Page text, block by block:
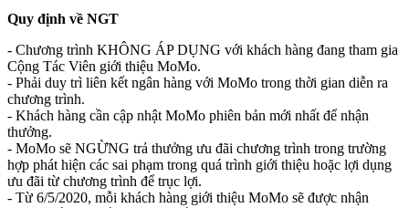
Quy định về NGT
- Chương trình KHÔNG ÁP DỤNG với khách hàng đang tham gia
Cộng Tác Viên giới thiệu MoMo.
- Phải duy trì liên kết ngân hàng với MoMo trong thời gian diễn ra
chương trình.
- Khách hàng cần cập nhật MoMo phiên bản mới nhất để nhận
thưởng.
- MoMo sẽ NGỪNG trả thưởng ưu đãi chương trình trong trường
hợp phát hiện các sai phạm trong quá trình giới thiệu hoặc lợi dụng
ưu đãi từ chương trình để trục lợi.
- Từ 6/5/2020, mỗi khách hàng giới thiệu MoMo sẽ được nhận